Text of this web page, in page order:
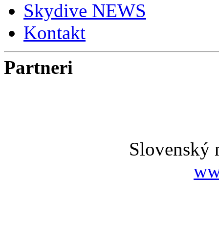
Skydive NEWS
Kontakt
Partneri
Slovenský